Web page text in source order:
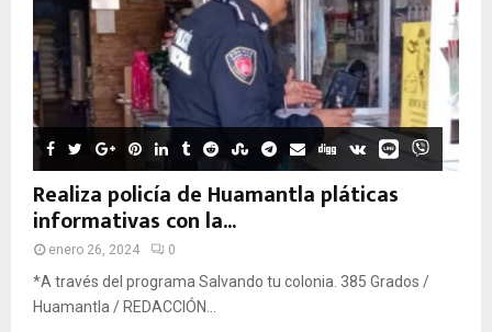
Realiza policía de Huamantla pláticas
informativas con la...
enero 26, 2024 0
*A través del programa Salvando tu colonia. 385 Grados /
Huamantla / REDACCIÓN...